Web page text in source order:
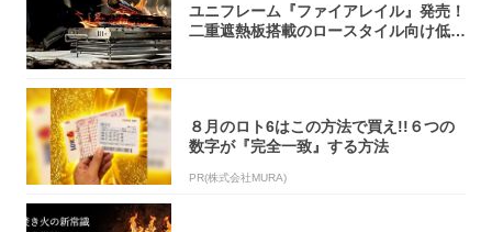
ユニフレーム『ファイアレイル』発売！
二重遮熱板搭載のロースタイル向け低型
８月のロト6はこの方法で買え!!６つの
数字が『完全一致』する方法
PR(株式会社MURA)